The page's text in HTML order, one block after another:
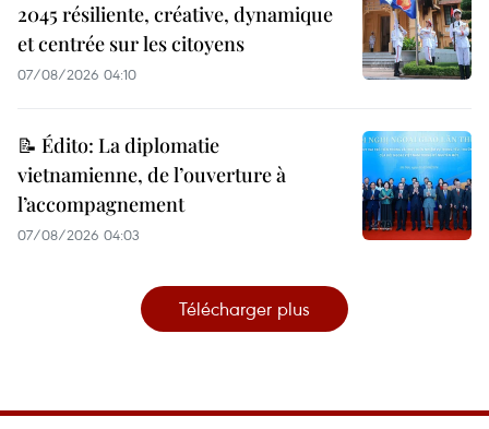
2045 résiliente, créative, dynamique
et centrée sur les citoyens
07/08/2026 04:10
📝 Édito: La diplomatie
vietnamienne, de l’ouverture à
l’accompagnement
07/08/2026 04:03
Télécharger plus